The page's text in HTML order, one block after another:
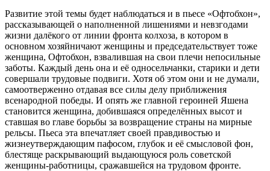
Развитие этой темы будет наблюдаться и в пьесе «Офтобхон»,
рассказывающей о наполненной лишениями и невзгодами
жизни далёкого от линии фронта колхоза, в котором в
основном хозяйничают женщины и председательствует тоже
женщина, Офтобхон, взвалившая на свои плечи непосильные
заботы. Каждый день она и её односельчанки, старики и дети
совершали трудовые подвиги. Хотя об этом они и не думали,
самоотверженно отдавая все силы делу приближения
всенародной победы. И опять же главной героиней Яшена
становится женщина, добившаяся определённых высот и
ставшая во главе борьбы за возвращение страны на мирные
рельсы. Пьеса эта впечатляет своей правдивостью и
жизнеутверждающим пафосом, глубок и её смысловой фон,
блестяще раскрывающий выдающуюся роль советской
женщины-работницы, сражавшейся на трудовом фронте.